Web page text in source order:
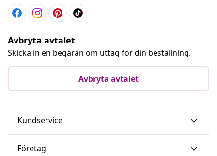
Avbryta avtalet
Skicka in en begäran om uttag för din beställning.
Avbryta avtalet
Kundservice
Företag